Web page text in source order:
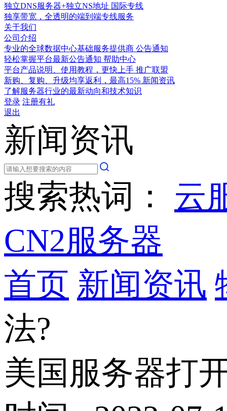
独立DNS服务器+独立NS地址 国际专线
独享带宽，全透明的端到端专线服务
关于我们
公司介绍
专业的全球数据中心基础服务提供商 公告通知
轻松掌握平台最新公告通知 帮助中心
平台产品说明、使用教程，更快上手 推广联盟
新购、复购、升级均享返利，最高15% 新闻资讯
了解服务器行业的最新动向和技术知识
登录 注册有礼
退出
新闻资讯
搜索热词： 云
CN2服务器
首页 新闻资讯
法?
美国服务器打